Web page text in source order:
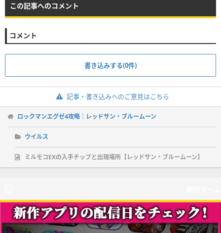
この記事へのコメント
コメント
書き込みする(0件)
記事・書き込みへのご意見はこちら
ロックマンエグゼ4攻略｜レッドサン・ブルームーン
ウイルス
ミルモコEXの入手チップと出現場所【レッドサン・ブルームーン】